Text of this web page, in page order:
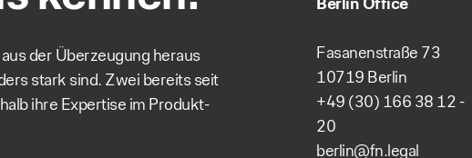
der Überzeugung heraus
stark sind. Zwei bereits seit
ihre Expertise im Produkt-
Fasanenstraße 73
10719 Berlin
+49 (30) 166 38 12 -
20
berlin@fn.legal